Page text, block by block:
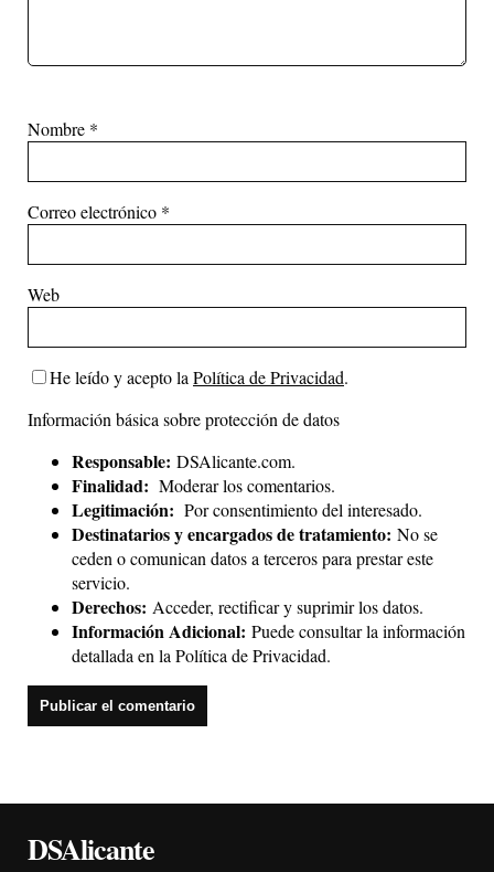
Nombre *
Correo electrónico *
Web
He leído y acepto laPolítica de Privacidad.
Información básica sobre protección de datos
Responsable: DSAlicante.com.
Finalidad: Moderar los comentarios.
Legitimación: Por consentimiento del interesado.
Destinatarios y encargados de tratamiento: No se
ceden o comunican datos a terceros para prestar este
servicio.
Derechos: Acceder, rectificar y suprimir los datos.
Información Adicional: Puede consultar la información
detallada en laPolítica de Privacidad.
DSAlicante